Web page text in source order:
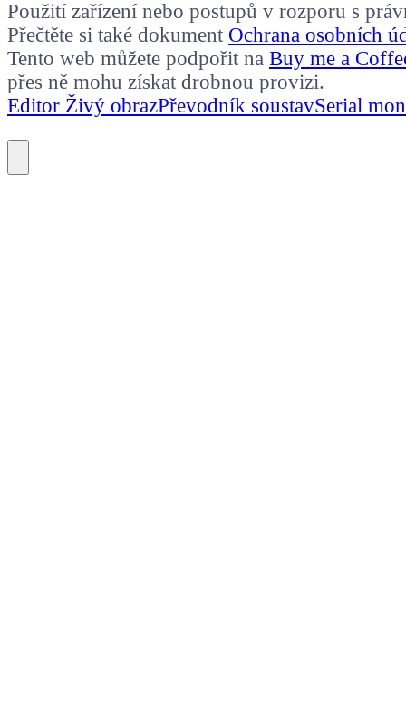
Použití zařízení nebo postupů v rozporu s
Přečtěte si také dokument Ochrana osobních
Tento web můžete podpořit na Buy me a
přes ně mohu získat drobnou provizi.
Editor Živý obrazPřevodník soustavSerial